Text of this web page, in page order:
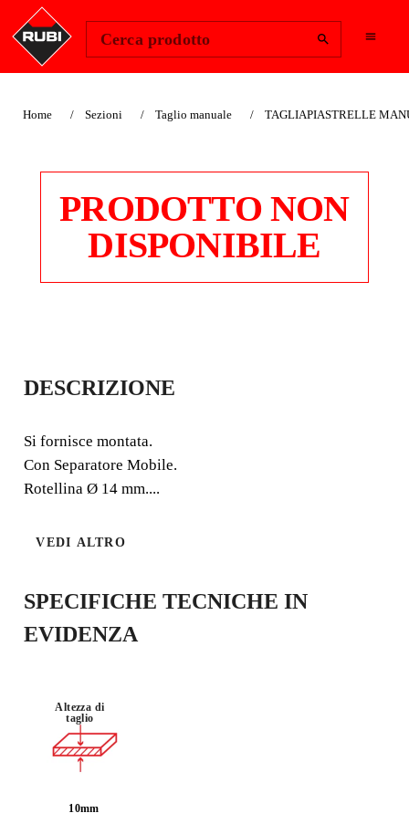
Cerca prodotto
Home Sezioni Taglio manuale TAGLIAPIASTRELLE
PRODOTTO NON
DISPONIBILE
TAGLIAPIASTRELL
E MANUALE KIT
IDEALE PER PICCOLE
RISTRUTTURAZIONI E
Si fornisce montata. Con Separatore Mobile. Rotellina Ø
DESCRIZIONE
Si fornisce montata.
Con Separatore Mobile.
Rotellina Ø 14 mm....
VEDI ALTRO
SPECIFICHE TECNICHE IN
EVIDENZA
Altezza di
taglio
10mm